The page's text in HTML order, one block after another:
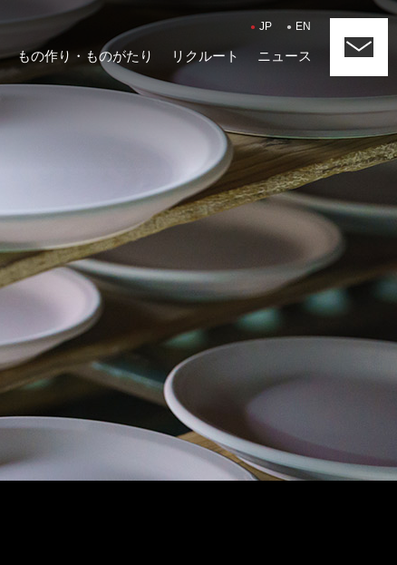
もの作り・ものがたり リクルート ニュース
JP EN